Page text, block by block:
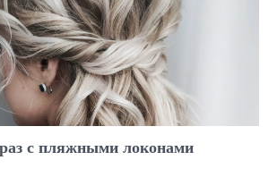
с пляжными локонами